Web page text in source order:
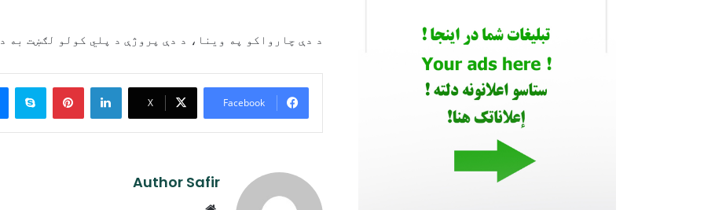
د دې چارواکو په وینا، د دې پروژې د پلي کولو لګښت به
Facebook
X
LinkedIn
Pinterest
Author Safir